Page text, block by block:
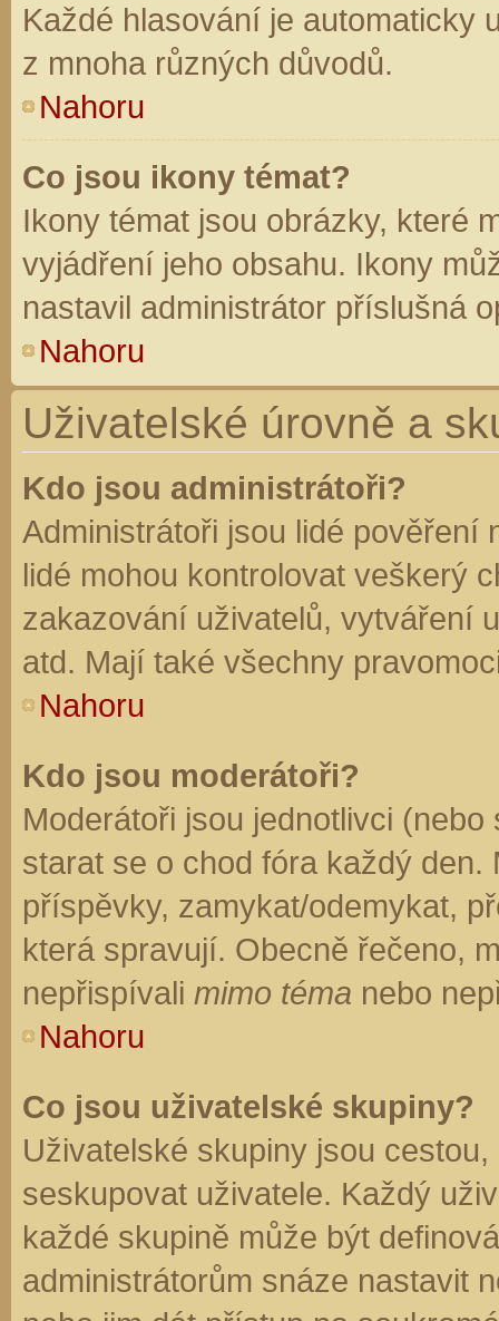
Každé hlasování je automaticky
z mnoha různých důvodů.
Nahoru
Co jsou ikony témat?
Ikony témat jsou obrázky, které
vyjádření jeho obsahu. Ikony
nastavil administrátor příslušná
Nahoru
Uživatelské úrovně a
Kdo jsou administrátoři?
Administrátoři jsou lidé pověření
lidé mohou kontrolovat veškerý
zakazování uživatelů, vytváření
atd. Mají také všechny
Nahoru
Kdo jsou moderátoři?
Moderátoři jsou jednotlivci
starat se o chod fóra každý
příspěvky, zamykat/odemykat,
která spravují. Obecně řečeno,
nepřispívali mimo téma nebo
Nahoru
Co jsou uživatelské skupiny?
Uživatelské skupiny jsou
seskupovat uživatele. Každý
každé skupině může být
administrátorům snáze nastavit